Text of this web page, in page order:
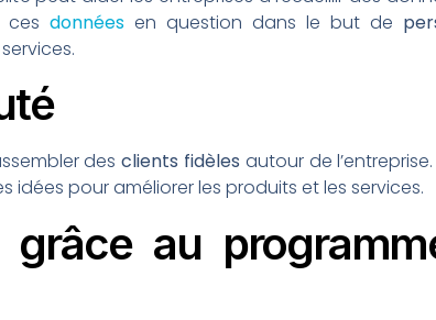
ces donnéesen question dans le but de
desclients fidèles autour de
pour améliorer les produits et les services.
grâce au